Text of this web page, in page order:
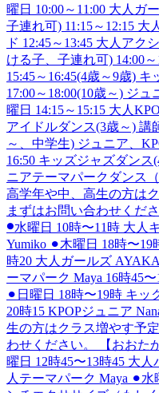
曜日 10:00～11:00 大人ガ
子連れ可) 11:15～12:15
ド 12:45～13:45 大人アク
ける子、子連れ可) 14:00
15:45～16:45(4歳～9歳)
17:00～18:00(10歳～) ジ
曜日 14:15～15:15 大人
アイドルダンス(3歳～) 講
～、中学生) ジュニア、
16:50 キッズジャズダン
ニアテーマパークダンス
高学年や中、高生の方は
まずはお問い合わせくだ
⚫︎水曜日 10時〜11時 大人
Yumiko ⚫︎木曜日 18時〜19
時20 大人ガールズ
ーマパーク Maya 16時45
⚫︎日曜日 18時〜19時 キッ
20時15 KPOPジュニア
生の方はクラス増やす予
わせください。 【おおた
曜日 12時45〜13時45 大人
人テーマパーク Maya ⚫︎